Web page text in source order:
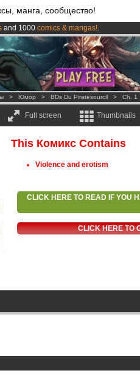
манга, сообщество!
and 1000 comics & mangas!.
LIVE!.
3.95 euros per month !Get membership
> Юмор > BDs Du Piratesourcil > Ch. 1
Full screen Thumbnails
This Комикс Contains
Violence and erotism
CLICK HERE TO READ IF YOU
CLICK HERE TO